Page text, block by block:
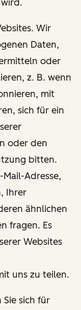
Wir
Daten,
oder
z. B. wenn
mit
sich für ein
oder den
bitten.
Adresse,
Ihrer
ähnlichen
fragen. Es
Websites
uns zu teilen.
Sie sich für